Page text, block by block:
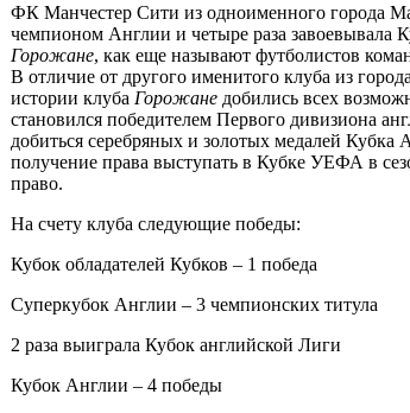
ФК Манчестер Сити из одноименного города
чемпионом Англии и четыре раза завоевывала
Горожане, как еще называют футболистов
В отличие от другого именитого клуба из
истории клуба Горожане добились всех
становился победителем Первого дивизиона
добиться серебряных и золотых медалей
получение права выступать в Кубке УЕФА в
право.
На счету клуба следующие победы:
Кубок обладателей Кубков – 1 победа
Суперкубок Англии – 3 чемпионских титула
2 раза выиграла Кубок английской Лиги
Кубок Англии – 4 победы